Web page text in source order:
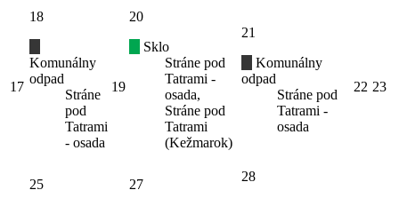
17
18
Komunálny
odpad
Stráne
pod
Tatrami
- osada
19
20
Sklo
Stráne pod
Tatrami -
osada,
Stráne pod
Tatrami
(Kežmarok)
21
Komunálny
odpad
Stráne pod
Tatrami -
osada
22 23
25
27
28